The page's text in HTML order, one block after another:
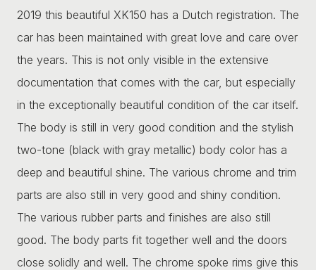
2019 this beautiful XK150 has a Dutch registration. The
car has been maintained with great love and care over
the years. This is not only visible in the extensive
documentation that comes with the car, but especially
in the exceptionally beautiful condition of the car itself.
The body is still in very good condition and the stylish
two-tone (black with gray metallic) body color has a
deep and beautiful shine. The various chrome and trim
parts are also still in very good and shiny condition.
The various rubber parts and finishes are also still
good. The body parts fit together well and the doors
close solidly and well. The chrome spoke rims give this